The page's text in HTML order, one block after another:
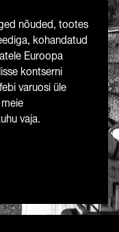
nõuded, tootes
kohandatud
Euroopa
kontserni
varuosi üle
vaja.